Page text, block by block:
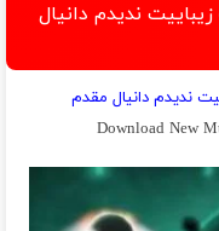
ندیدم دانیال
ندیدم دانیال مقدم
Download New